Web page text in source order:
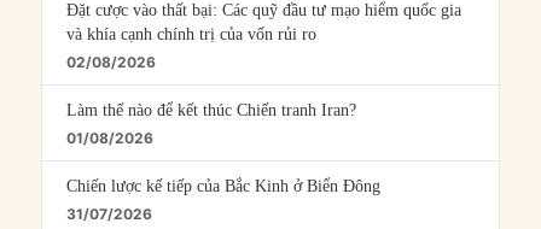
Đặt cược vào thất bại: Các quỹ đầu tư mạo hiểm quốc gia
và khía cạnh chính trị của vốn rủi ro
02/08/2026
Làm thế nào để kết thúc Chiến tranh Iran?
01/08/2026
Chiến lược kế tiếp của Bắc Kinh ở Biển Đông
31/07/2026